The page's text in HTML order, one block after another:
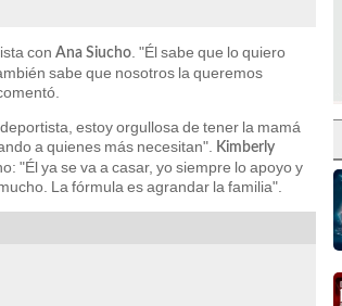
con Ana Siucho . "Él sabe que lo quiero
sabe que nosotros la queremos
estoy orgullosa de tener la mamá
a quienes más necesitan".
Kimberly
"Él ya se va a casar, yo siempre lo apoyo y
La fórmula es agrandar la familia".